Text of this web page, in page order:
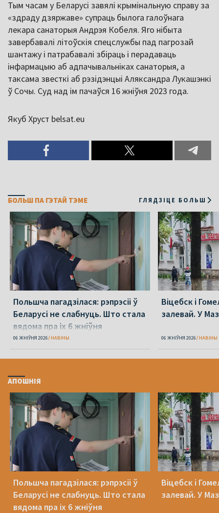
Тым часам у Беларусі завялі крымінальную справу за
«здраду дзяржаве» супраць былога галоўнага
лекара санаторыя Андрэя Кобеля. Яго нібыта
завербавалі літоўскія спецслужбы пад пагрозай
шантажу і патрабавалі збіраць і перадаваць
інфармацыю аб адпачывальніках санаторыя, а
таксама звесткі аб рэзідэнцыі Аляксандра Лукашэнкі
ў Сочы. Суд над ім пачаўся 16 жніўня 2023 года.
Якуб Хруст belsat.eu
БОЛЬШ ПА ГЭТАЙ ТЭМЕ ГЛЯДЗІЦЕ БОЛЬШ
Польшча пагадзілася: рэпрэсіі ў
Беларусі не слабнуць. Што стала
вядома пра іх 6 жніўня
06 ЖНІЎНЯ 2026 НАВІНЫ
Віцебск і
залевай. У
06 ЖНІЎНЯ 2026 НАВІНЫ
АПОШНІЯ
Польшча пагадзілася: рэпрэсіі ў
Беларусі не слабнуць. Што стала
вядома пра іх 6 жніўня
Віцебск і
залевай. У